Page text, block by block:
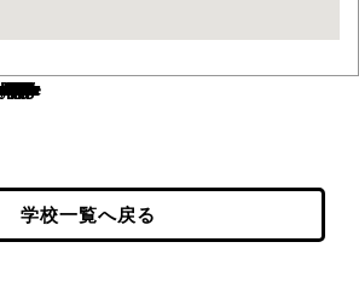
Warning/var/www/html/wp-content/themes/vancouver/single-school.php669Warning/var/www/html/wp-content/themes/vancouver/single-school.php672
学校一覧へ戻る